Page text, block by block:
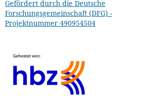
Gefördert durch die Deutsche
Forschungsgemeinschaft (DFG) -
Projektnummer 490954504